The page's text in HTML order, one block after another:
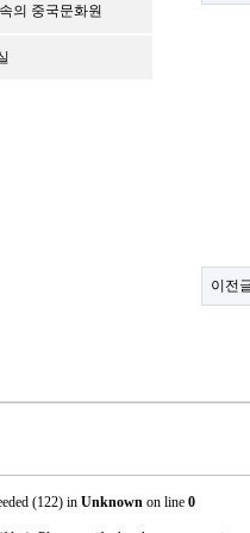
의 중국문화원
이전
(122) in Unknown on line 0